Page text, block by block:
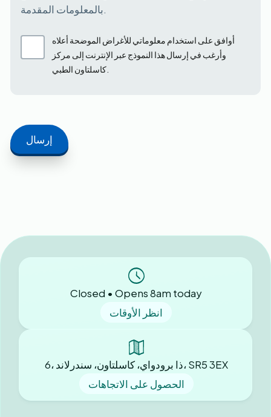
بالمعلومات المقدمة.
أوافق على استخدام معلوماتي للأغراض الموضحة أعلاه
وأرغب في إرسال هذا النموذج عبر الإنترنت إلى مركز
Closed • Opens 8am today
انظر الأوقات
6، ذا برودواي، كاسلتاون، سندرلاند، SR5 3EX
الحصول على الاتجاهات